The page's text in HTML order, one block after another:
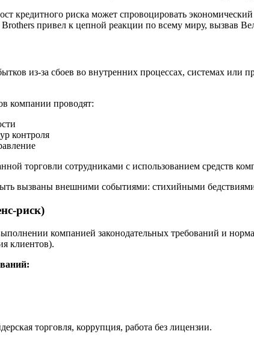
кредитного риска может спровоцировать
привел к цепной реакции по всему миру, вызвав
из-за сбоев во внутренних процессах, системах
компании проводят:
контроля
торговли сотрудниками с использованием средств
вызваны внешними событиями: стихийными
риск)
компанией законодательных требований и
клиентов).
торговля, коррупция, работа без лицензии.